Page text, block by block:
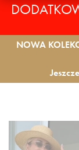
NOWA